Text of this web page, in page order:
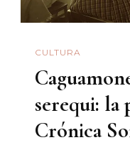
CULTURA
serequi: la
Crónica